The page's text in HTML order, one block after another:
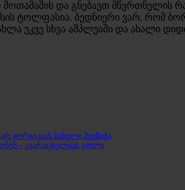
და გნებავთ მწვრთნელის
ტოლფასია. ბედნიერი ვარ, რომ
უკვე სხვა ამპლუაში და ახალი
ჯორჯიკიას სახელი მიენიჭა
– კვარაცხელიას გოლი